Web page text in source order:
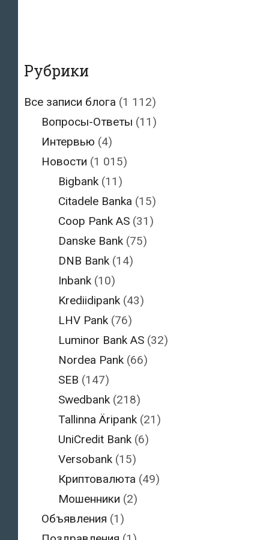
Рубрики
Все записи блога (1 112)
Вопросы-Ответы (11)
Интервью (4)
Новости (1 015)
Bigbank (11)
Citadele Banka (15)
Coop Pank AS (31)
Danske Bank (75)
DNB Bank (14)
Inbank (10)
Krediidipank (43)
LHV Pank (76)
Luminor Bank AS (32)
Nordea Pank (66)
SEB (147)
Swedbank (218)
Tallinna Äripank (21)
UniCredit Bank (6)
Versobank (15)
Криптовалюта (49)
Мошенники (2)
Объявления (1)